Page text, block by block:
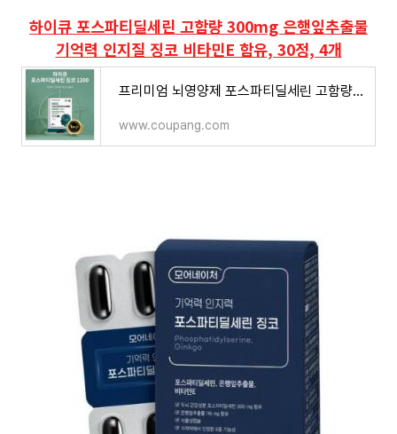
하이큐 포스파티딜세린 고함량 300mg 은행잎추출물
기억력 인지질 징코 비타민E 함유, 30정, 4개
프리미엄 뇌영양제 포스파티딜세린 고함량 300mg 은행잎추출물 기억력 혈액순환 인지질 징코 영
www.coupang.com